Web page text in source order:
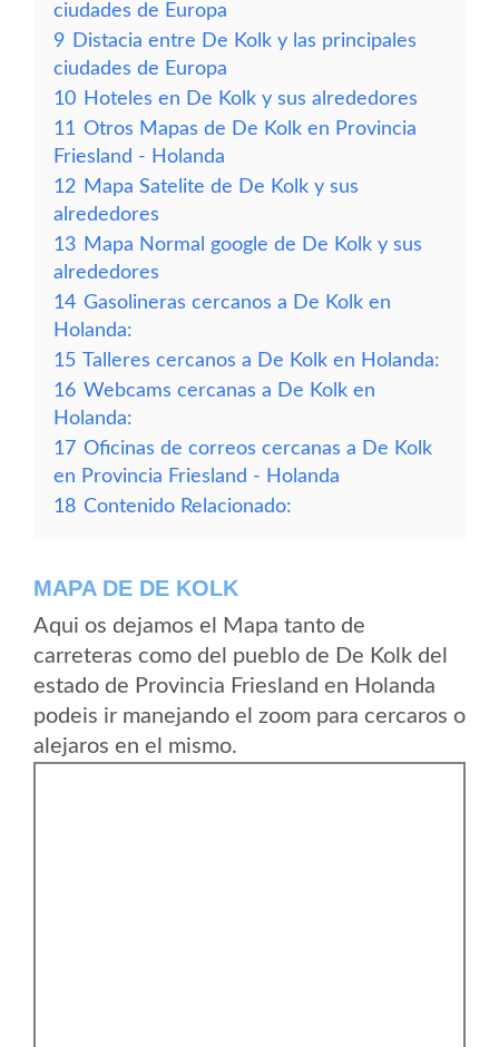
ciudades de Europa
9 Distacia entre De Kolk y las principales
ciudades de Europa
10 Hoteles en De Kolk y sus alrededores
11 Otros Mapas de De Kolk en Provincia
Friesland - Holanda
12 Mapa Satelite de De Kolk y sus
alrededores
13 Mapa Normal google de De Kolk y sus
alrededores
14 Gasolineras cercanos a De Kolk en
Holanda:
15 Talleres cercanos a De Kolk en Holanda:
16 Webcams cercanas a De Kolk en
Holanda:
17 Oficinas de correos cercanas a De Kolk
en Provincia Friesland - Holanda
18 Contenido Relacionado:
MAPA DE DE KOLK
Aqui os dejamos el Mapa tanto de
carreteras como del pueblo de De Kolk del
estado de Provincia Friesland en Holanda
podeis ir manejando el zoom para cercaros o
alejaros en el mismo.